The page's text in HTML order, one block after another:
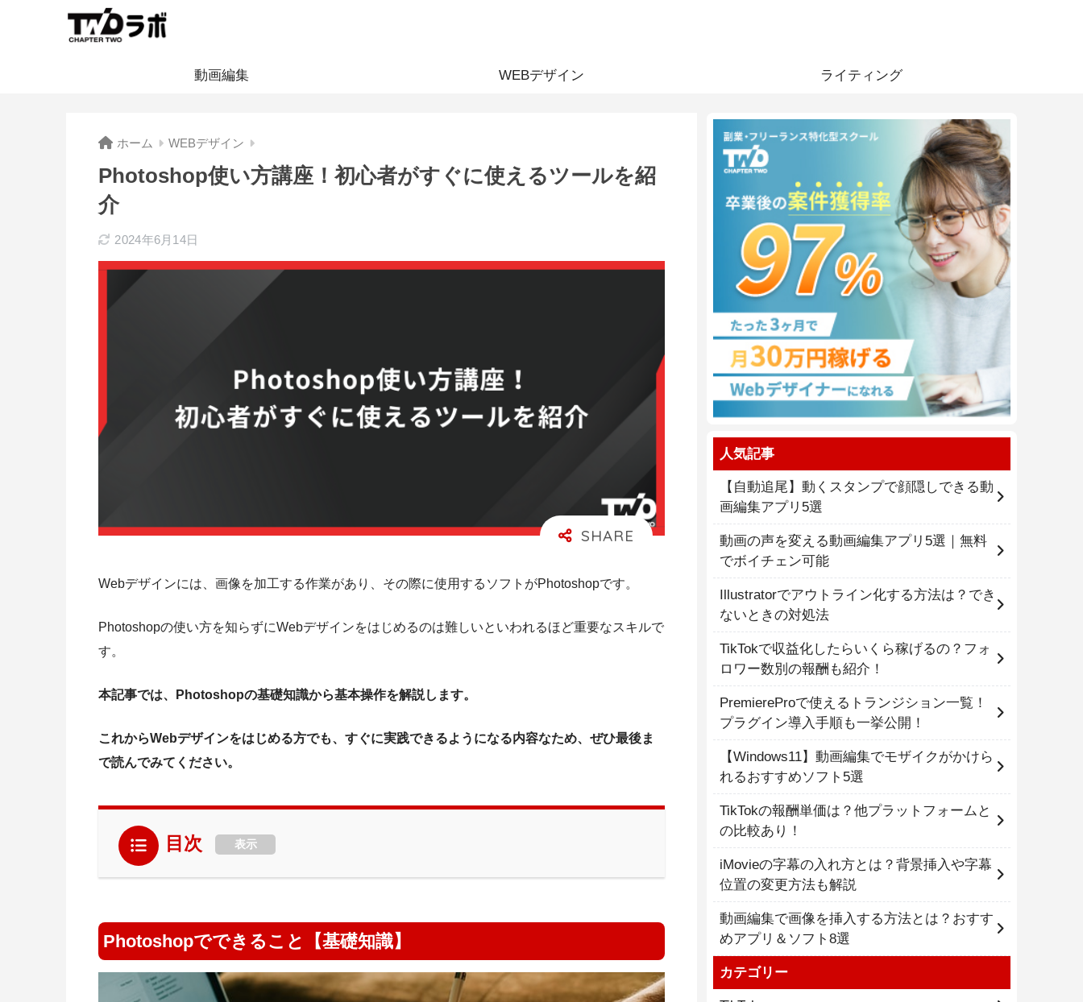
動画編集 WEBデザイン ライティング
ホーム WEBデザイン
Photoshop使い方講座！初心者がすぐに使えるツールを紹
介
2024年6月14日
Webデザインには、画像を加工する作業があり、その際に使用するソフトがPhotoshopです。
Photoshopの使い方を知らずにWebデザインをはじめるのは難しいといわれるほど重要なスキルで
す。
本記事では、Photoshopの基礎知識から基本操作を解説します。
これからWebデザインをはじめる方でも、すぐに実践できるようになる内容なため、ぜひ最後ま
で読んでみてください。
目次 表示
Photoshopでできること【基礎知識】
人気記事
【自動追尾】動くスタンプで顔隠しできる動
画編集アプリ5選
動画の声を変える動画編集アプリ5選｜無料
でボイチェン可能
Illustratorでアウトライン化する方法は？でき
ないときの対処法
TikTokで収益化したらいくら稼げるの？フォ
ロワー数別の報酬も紹介！
PremiereProで使えるトランジション一覧！
プラグイン導入手順も一挙公開！
【Windows11】動画編集でモザイクがかけら
れるおすすめソフト5選
TikTokの報酬単価は？他プラットフォームと
の比較あり！
iMovieの字幕の入れ方とは？背景挿入や字幕
位置の変更方法も解説
動画編集で画像を挿入する方法とは？おすす
めアプリ＆ソフト8選
カテゴリー